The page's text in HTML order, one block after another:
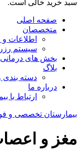
سبد خرید خالی است.
صفحه اصلی
متخصصان
اطلاعات
سیستم
بخش های درمانی
بلاگ
دسته بندی
درباره ما
ارتباط با
بیمارستان تخصصی و
مغز و